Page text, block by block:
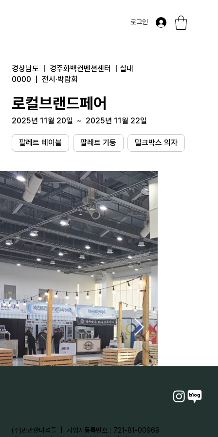
로그인
경상남도 경주화백컨벤션센터
실내
0000
전시·박람회
로컬브랜드페어
2025년 11월 20일 ~ 2025년 11월 22일
팔레트 테이블 팔레트 기둥 밀크박스 의자
​(주)만만한녀석들 | 사업자등록번호 : 721-81-00969